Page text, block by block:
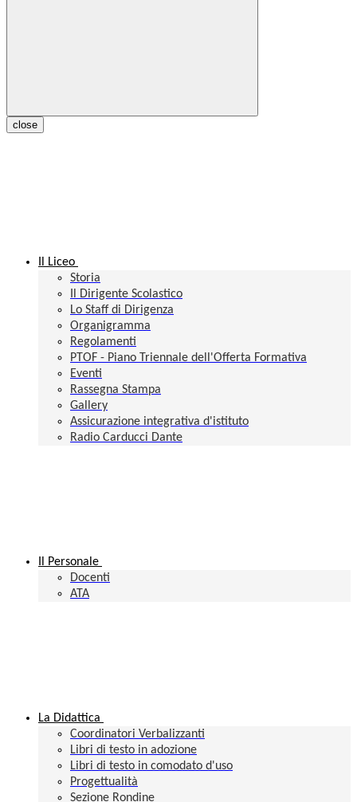
close
Il Liceo
Storia
Il Dirigente Scolastico
Lo Staff di Dirigenza
Organigramma
Regolamenti
PTOF - Piano Triennale dell'Offerta Formativa
Eventi
Rassegna Stampa
Gallery
Assicurazione integrativa d'istituto
Radio Carducci Dante
Il Personale
Docenti
ATA
La Didattica
Coordinatori Verbalizzanti
Libri di testo in adozione
Libri di testo in comodato d'uso
Progettualità
Sezione Rondine